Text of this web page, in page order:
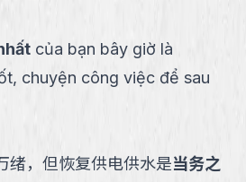
của bạn bây giờ là
chuyện công việc để sau
绪，但恢复供电供水是当务之